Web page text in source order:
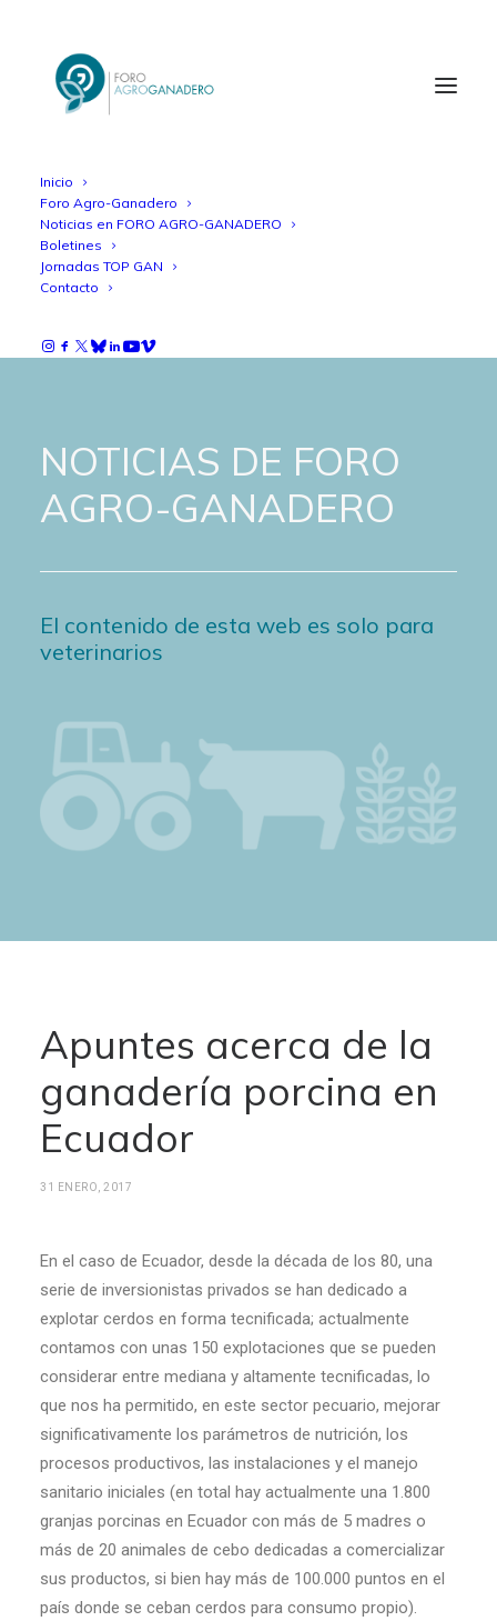
Inicio
Foro Agro-Ganadero
Noticias en FORO AGRO-GANADERO
Boletines
Jornadas TOP GAN
Contacto
NOTICIAS DE FORO
AGRO-GANADERO
El contenido de esta web es solo para
veterinarios
Apuntes acerca de la
ganadería porcina en
Ecuador
31 ENERO, 2017
En el caso de Ecuador, desde la década de los 80, una
serie de inversionistas privados se han dedicado a
explotar cerdos en forma tecnificada; actualmente
contamos con unas 150 explotaciones que se pueden
considerar entre mediana y altamente tecnificadas, lo
que nos ha permitido, en este sector pecuario, mejorar
significativamente los parámetros de nutrición, los
procesos productivos, las instalaciones y el manejo
sanitario iniciales (en total hay actualmente una 1.800
granjas porcinas en Ecuador con más de 5 madres o
más de 20 animales de cebo dedicadas a comercializar
sus productos, si bien hay más de 100.000 puntos en el
país donde se ceban cerdos para consumo propio).